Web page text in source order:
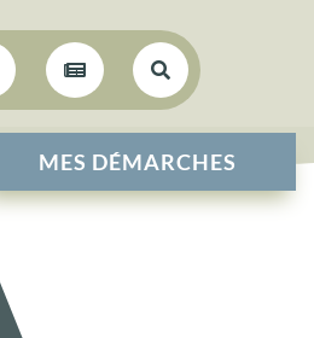
 
MES DÉMARCHES